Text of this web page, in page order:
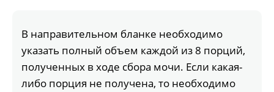
В направительном бланке необходимо
указать полный объем каждой из 8 порций,
полученных в ходе сбора мочи. Если какая-
либо порция не получена, то необходимо